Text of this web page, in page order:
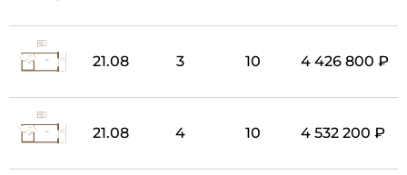
21.08 3 10 4 426 800 ₽
21.08 4 10 4 532 200 ₽